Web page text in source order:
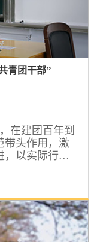
青团干部”
在建团百年到
带头作用，激
，以实际行动
，全国“两红
中国青年五四
交通大学团委
部”。...